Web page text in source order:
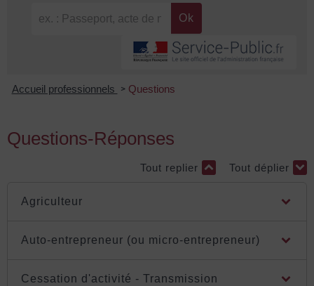
Accueil professionnels > Questions
Questions-Réponses
Tout replier Tout déplier
Agriculteur
Auto-entrepreneur (ou micro-entrepreneur)
Cessation d'activité - Transmission